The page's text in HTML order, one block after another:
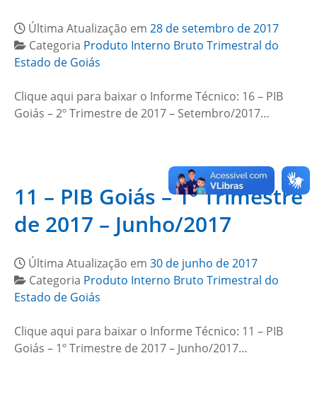
Última Atualização em 28 de setembro de 2017
Categoria Produto Interno Bruto Trimestral do
Estado de Goiás
Clique aqui para baixar o Informe Técnico: 16 – PIB
Goiás – 2º Trimestre de 2017 – Setembro/2017…
11 – PIB Goiás – 1º Trimestre
de 2017 – Junho/2017
Última Atualização em 30 de junho de 2017
Categoria Produto Interno Bruto Trimestral do
Estado de Goiás
Clique aqui para baixar o Informe Técnico: 11 – PIB
Goiás – 1º Trimestre de 2017 – Junho/2017…